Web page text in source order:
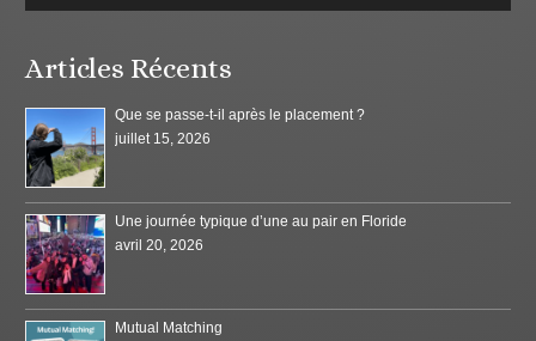
Articles Récents
Que se passe-t-il après le placement ?
juillet 15, 2026
Une journée typique d’une au pair en Floride
avril 20, 2026
Mutual Matching